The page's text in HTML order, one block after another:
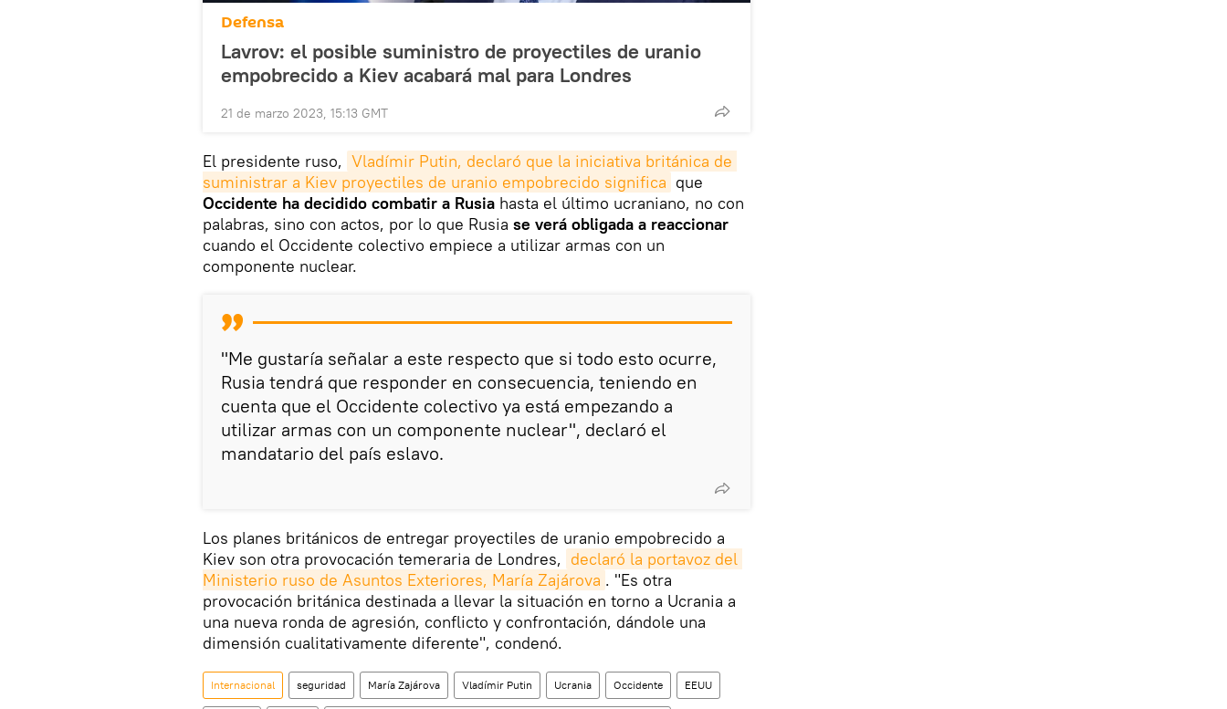
Defensa
Lavrov: el posible suministro de proyectiles de uranio
empobrecido a Kiev acabará mal para Londres
21 de marzo 2023, 15:13 GMT
El presidente ruso, Vladímir Putin, declaró que la iniciativa británica de
suministrar a Kiev proyectiles de uranio empobrecido significa que
Occidente ha decidido combatir a Rusia hasta el último ucraniano, no con
palabras, sino con actos, por lo que Rusia se verá obligada a reaccionar
cuando el Occidente colectivo empiece a utilizar armas con un
componente nuclear.
"Me gustaría señalar a este respecto que si todo esto ocurre,
Rusia tendrá que responder en consecuencia, teniendo en
cuenta que el Occidente colectivo ya está empezando a
utilizar armas con un componente nuclear", declaró el
mandatario del país eslavo.
Los planes británicos de entregar proyectiles de uranio empobrecido a
Kiev son otra provocación temeraria de Londres, declaró la portavoz del
Ministerio ruso de Asuntos Exteriores, María Zajárova . "Es otra
provocación británica destinada a llevar la situación en torno a Ucrania a
una nueva ronda de agresión, conflicto y confrontación, dándole una
dimensión cualitativamente diferente", condenó.
Internacional seguridad María Zajárova Vladímir Putin Ucrania Occidente EEUU